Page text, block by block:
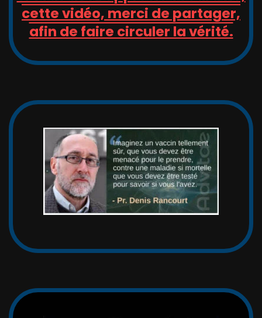
cette vidéo, merci de partager,
afin de faire circuler la vérité.